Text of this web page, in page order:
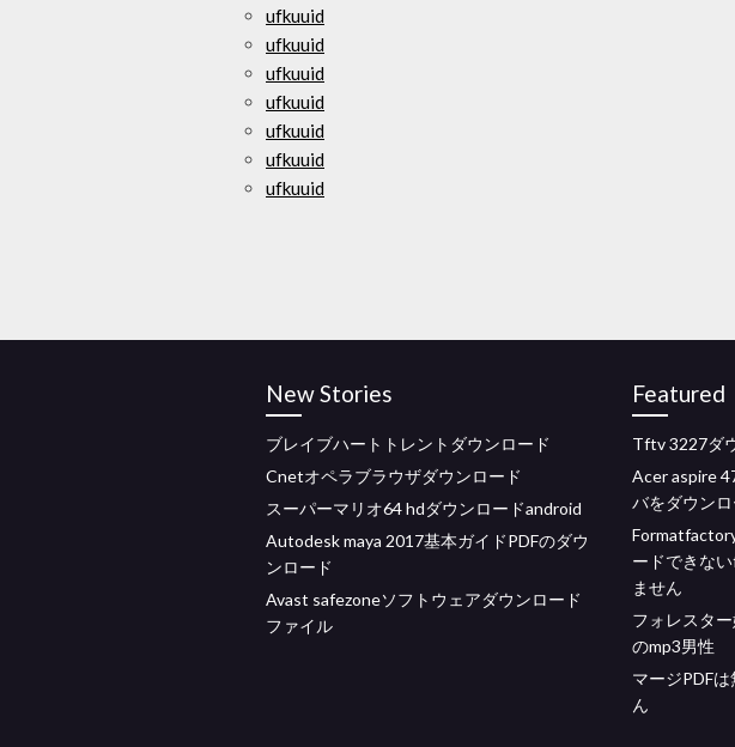
ufkuuid
ufkuuid
ufkuuid
ufkuuid
ufkuuid
ufkuuid
ufkuuid
New Stories
ブレイブハートトレントダウンロード
Cnetオペラブラウザダウンロード
スーパーマリオ64 hdダウンロードandroid
Autodesk maya 2017基本ガイドPDFのダウ
ンロード
Avast safezoneソフトウェアダウンロード
ファイル
Featured
Tftv 3227ダ
Acer aspire
バをダウン
ードできな
ません
フォレスタ
のmp3男性
マージPDF
ん